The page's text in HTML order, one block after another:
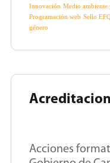
Innovación Medio ambiente
Programación web Sello
género
Acciones